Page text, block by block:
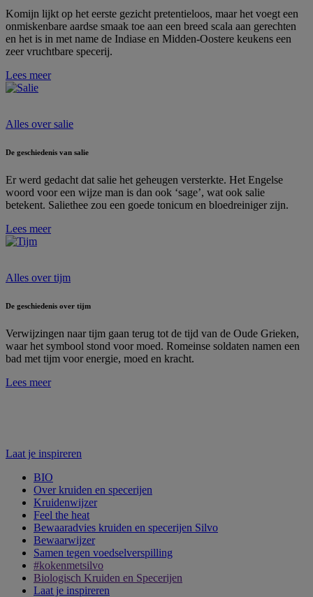
Komijn lijkt op het eerste gezicht pretentieloos, maar het voegt een
onmiskenbare aardse smaak toe aan een breed scala aan gerechten
en het is in met name de Indiase en Midden-Oostere keukens een
zeer vruchtbare specerij.
Lees meer
Alles over salie
De geschiedenis van salie
Er werd gedacht dat salie het geheugen versterkte. Het Engelse
woord voor een wijze man is dan ook ‘sage’, wat ook salie
betekent. Saliethee zou een goede tonicum en bloedreiniger zijn.
Lees meer
Alles over tijm
De geschiedenis over tijm
Verwijzingen naar tijm gaan terug tot de tijd van de Oude Grieken,
waar het symbool stond voor moed. Romeinse soldaten namen een
bad met tijm voor energie, moed en kracht.
Lees meer
Laat je inspireren
BIO
Over kruiden en specerijen
Kruidenwijzer
Feel the heat
Bewaaradvies kruiden en specerijen Silvo
Bewaarwijzer
Samen tegen voedselverspilling
#kokenmetsilvo
Biologisch Kruiden en Specerijen
Laat je inspireren